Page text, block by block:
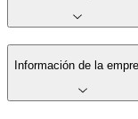
Información de la